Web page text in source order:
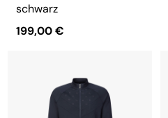
schwarz
199,00 €